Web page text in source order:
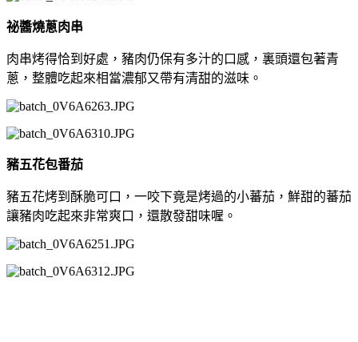
祕醬燒蔥肉串
肉串烤得恰到好處，豬肉仍保有多汁的口感，裏頭還包著青
蔥，整體吃起來相當濃郁又帶有清甜的滋味。
豬五花包番茄
豬五花烤到酥脆可口，一咬下竟是烤過的小蕃茄，鮮甜的蕃茄
讓豬肉吃起來非常爽口，還散發甜味喔。